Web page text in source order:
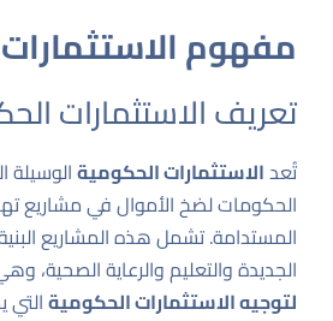
مفهوم
تعريف الاستثمارات
تُعدالاستثمارات الحكوميةالوسيلة
الحكومات لضخ الأموال في مشاريع
المستدامة. تشمل هذه المشاريع البنية
الجديدة والتعليم والرعاية الصحية،
لتوجيه الاستثمارات الحكوميةالتي